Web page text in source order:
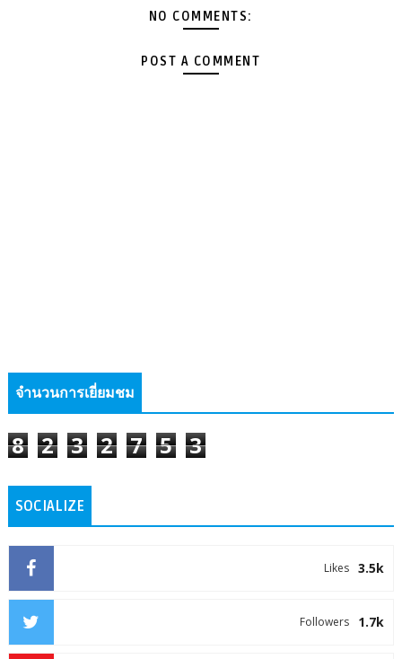
NO COMMENTS:
POST A COMMENT
จำนวนการเยี่ยมชม
8 2 3 2 7 5 3
SOCIALIZE
3.5k
Likes
1.7k
Followers